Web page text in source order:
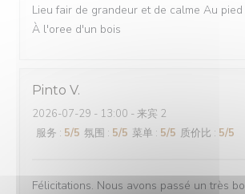
Lieu fair de grandeur et de calme Au
À l'oree d'un bois
Pinto V
2026-07-29 - 13:00 - 来宾 2
服务 : 5/5 氛围 : 5/5 菜单 : 5/5 质价比 : 5/5
Félicitations. Nous avons passé un très